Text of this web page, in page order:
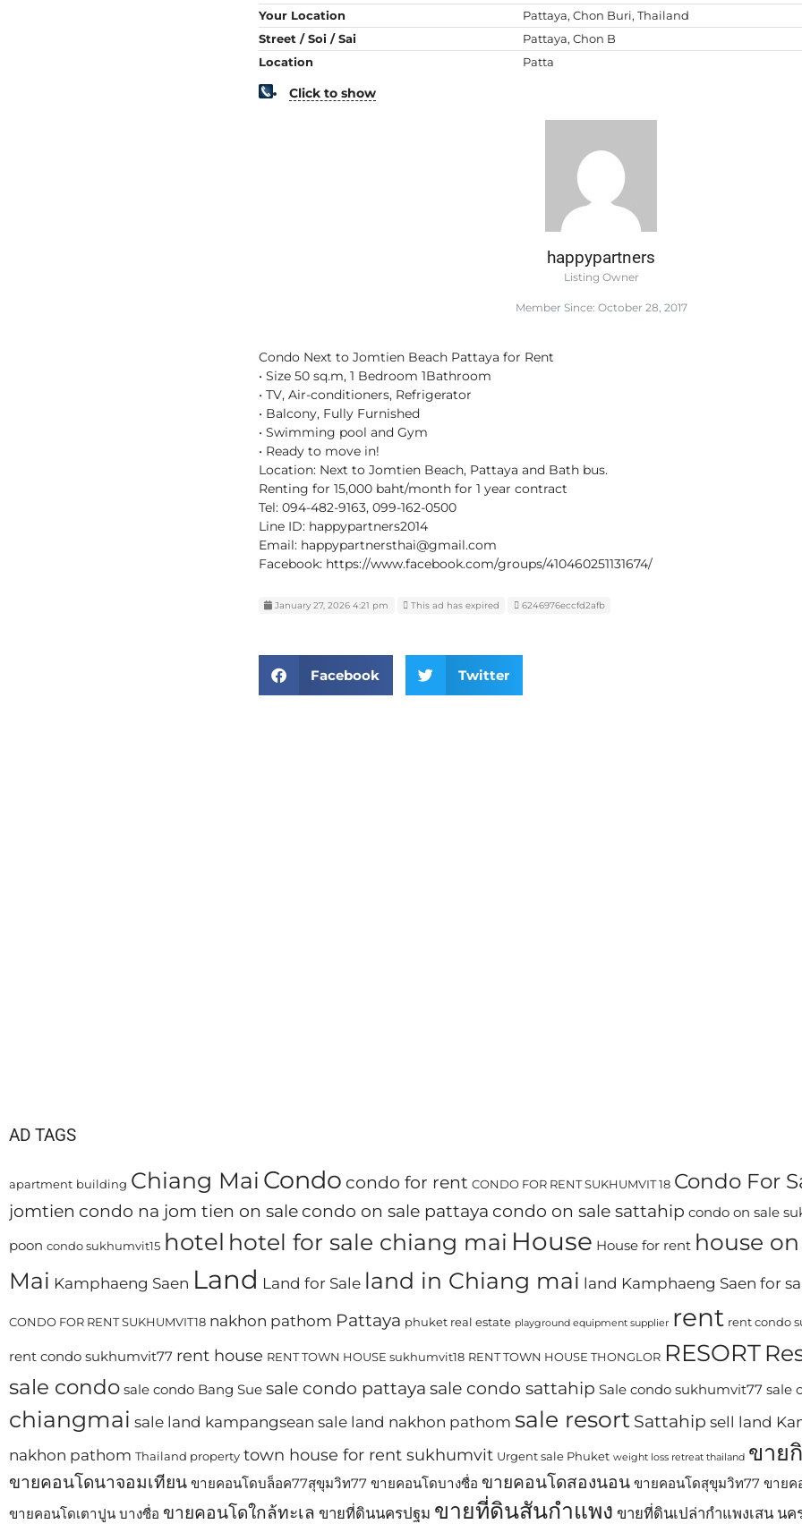
Your Location
Pattaya, Chon Buri, Thailand
Street / Soi / Sai
Pattaya, Chon B
Location
Patta
Click to show
happypartners
Listing Owner
Member Since: October 28, 2017
Condo Next to Jomtien Beach Pattaya for Rent
• Size 50 sq.m, 1 Bedroom 1Bathroom
• TV, Air-conditioners, Refrigerator
• Balcony, Fully Furnished
• Swimming pool and Gym
• Ready to move in!
Location: Next to Jomtien Beach, Pattaya and Bath bus.
Renting for 15,000 baht/month for 1 year contract
Tel: 094-482-9163, 099-162-0500
Line ID: happypartners2014
Email: happypartnersthai@gmail.com
Facebook: https://www.facebook.com/groups/410460251131674/
January 27, 2026 4:21 pm This ad has expired 6246976eccfd2afb
Facebook Twitter
AD TAGS
apartment building Chiang Mai Condo condo for rent CONDO FOR RENT SUKHUMVIT 18 Condo For
jomtien condo na jom tien on sale condo on sale pattaya condo on sale sattahip condo on sale
poon condo sukhumvit15 hotel hotel for sale chiang mai House House for rent house
Mai Kamphaeng Saen Land Land for Sale land in Chiang mai land Kamphaeng Saen for
CONDO FOR RENT SUKHUMVIT18 nakhon pathom Pattaya phuket real estate playground equipment supplier rent rent condo
rent condo sukhumvit77 rent house RENT TOWN HOUSE sukhumvit18 RENT TOWN HOUSE THONGLOR RESORT
sale condo sale condo Bang Sue sale condo pattaya sale condo sattahip Sale condo sukhumvit77 sale
chiangmai sale land kampangsean sale land nakhon pathom sale resort Sattahip sell land
nakhon pathom Thailand property town house for rent sukhumvit Urgent sale Phuket weight loss retreat thailand ขาย
ขายคอนโดนาจอมเทียน ขายคอนโดบล็อค77สุขุมวิท77 ขายคอนโดบางซื่อ ขายคอนโดสองนอน ขายคอนโดสุขุมวิท77 ขายค
ขายคอนโดเตาปูน บางซื่อ ขายคอนโดใกล้ทะเล ขายที่ดินนครปฐม ขายที่ดินสันกำแพง ขายที่ดินเปล่ากำแพงเสน นค